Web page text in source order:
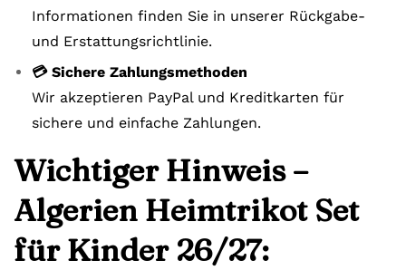
Informationen finden Sie in unserer Rückgabe-
und Erstattungsrichtlinie.
💳 Sichere Zahlungsmethoden
Wir akzeptieren PayPal und Kreditkarten für
sichere und einfache Zahlungen.
Wichtiger Hinweis –
Algerien Heimtrikot Set
für Kinder 26/27: